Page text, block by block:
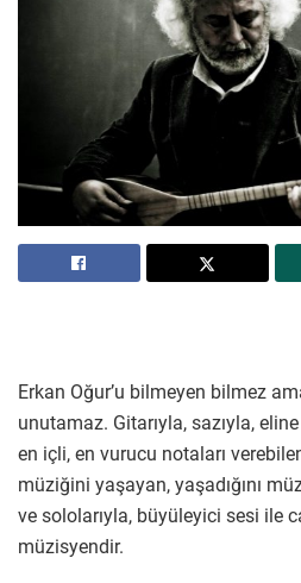
Erkan Oğur’u bilmeyen bilmez
unutamaz. Gitarıyla, sazıyla,
en içli, en vurucu notaları
müziğini yaşayan, yaşadığını
ve sololarıyla, büyüleyici sesi ile
müzisyendir.